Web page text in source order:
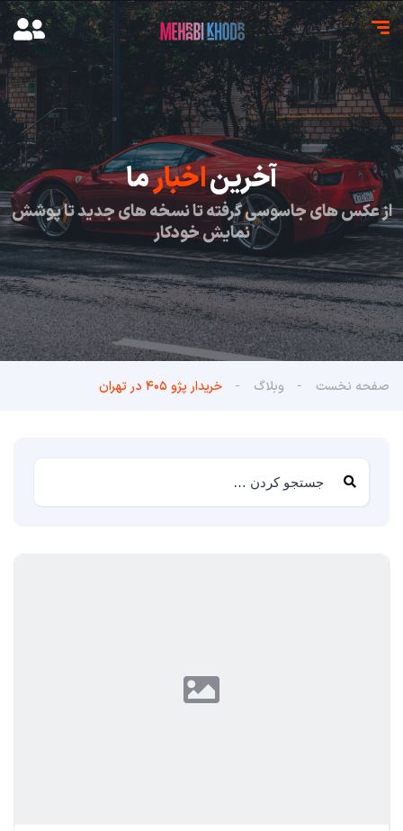
آخریناخبارما
از عکس های جاسوسی گرفته تا نسخه های جدید تا پوشش
نمایش خودکار
صفحه نخست وبلاگ خریدار پژو ۴۰۵ در تهران